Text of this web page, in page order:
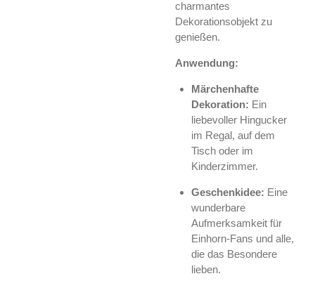
charmantes
Dekorationsobjekt zu
genießen.
Anwendung:
Märchenhafte
Dekoration: Ein
liebevoller Hingucker
im Regal, auf dem
Tisch oder im
Kinderzimmer.
Geschenkidee: Eine
wunderbare
Aufmerksamkeit für
Einhorn-Fans und alle,
die das Besondere
lieben.